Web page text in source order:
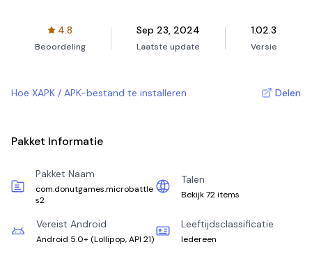
4.8
Beoordeling
Sep 23, 2024
Laatste update
1.02.3
Versie
Hoe XAPK / APK-bestand te installeren Delen
Pakket Informatie
Pakket Naam
com.donutgames.microbattle
s2
Talen
Bekijk 72 items
Vereist Android
Android 5.0+ (Lollipop, API 21)
Leeftijdsclassificatie
Iedereen